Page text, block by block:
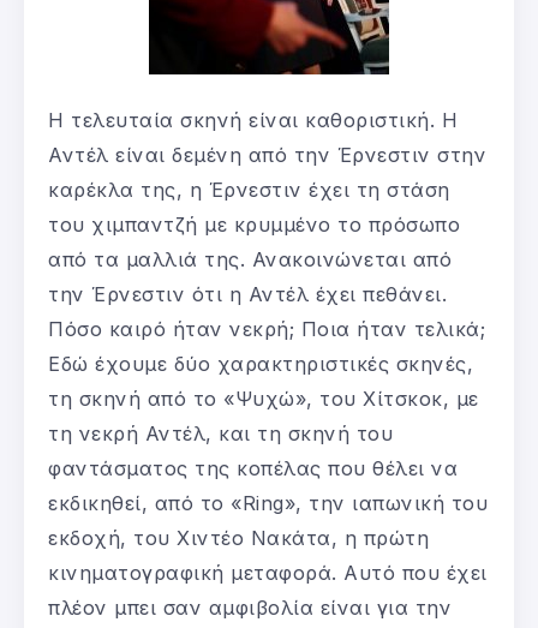
Η τελευταία σκηνή είναι καθοριστική. Η
Αντέλ είναι δεμένη από την Έρνεστιν στην
καρέκλα της, η Έρνεστιν έχει τη στάση
του χιμπαντζή με κρυμμένο το πρόσωπο
από τα μαλλιά της. Ανακοινώνεται από
την Έρνεστιν ότι η Αντέλ έχει πεθάνει.
Πόσο καιρό ήταν νεκρή; Ποια ήταν τελικά;
Εδώ έχουμε δύο χαρακτηριστικές σκηνές,
τη σκηνή από το «Ψυχώ», του Χίτσκοκ, με
τη νεκρή Αντέλ, και τη σκηνή του
φαντάσματος της κοπέλας που θέλει να
εκδικηθεί, από το «Ring», την ιαπωνική του
εκδοχή, του Χιντέο Νακάτα, η πρώτη
κινηματογραφική μεταφορά. Αυτό που έχει
πλέον μπει σαν αμφιβολία είναι για την